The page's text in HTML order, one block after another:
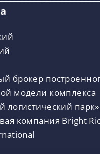
брокер
модели комплекса
логистический
компания Bright